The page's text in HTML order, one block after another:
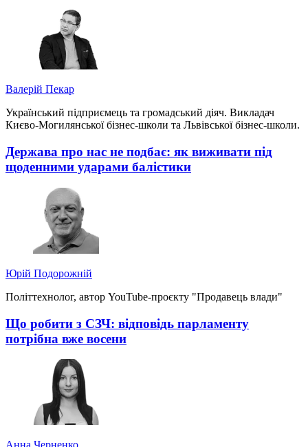
Валерій Пекар
Український підприємець та громадський діяч. Викладач
Києво-Могилянської бізнес-школи та Львівської бізнес-школи.
Держава про нас не подбає: як виживати під
щоденними ударами балістики
Юрій Подорожній
Політтехнолог, автор YouTube-проєкту "Продавець влади"
Що робити з СЗЧ: відповідь парламенту
потрібна вже восени